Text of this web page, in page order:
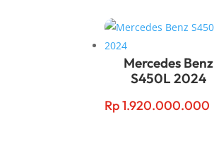
Mercedes Benz
S450L 2024
Rp1.920.000.000